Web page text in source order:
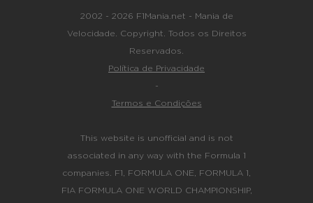
2002 - 2026 F1Mania.net - Mania de
Velocidade. Copyright. Todos os Direitos
Reservados.
Política de Privacidade
-
Termos e Condições
This website is unofficial and is not
associated in any way with the Formula 1
companies. F1, FORMULA ONE, FORMULA 1,
FIA FORMULA ONE WORLD CHAMPIONSHIP,